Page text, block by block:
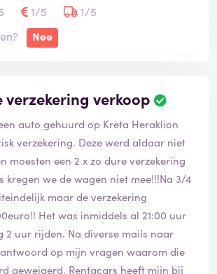
1/5
1/5
Nee
verzekering verkoop
auto gehuurd op Kreta Heraklion
verzekering. Deze werd aldaar niet
moesten een 2 x zo dure verzekering
kregen we de wagen niet mee!!!Na 3/4
maar de verzekering
Het was inmiddels al 21:00 uur
2 uur rijden. Na diverse mails naar
op mijn vragen waarom die
geweigerd. Rentacars heeft mijn bij